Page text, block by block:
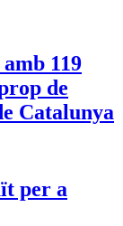
119
de
Catalunya
per a